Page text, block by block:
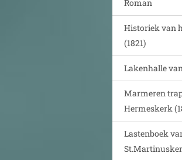
Roman
Historiek van
(1821)
Lakenhalle
Marmeren
Hermeskerk
Lastenboek